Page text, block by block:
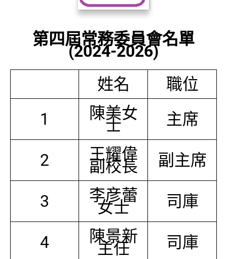
第四屆常務委員會名單
(2024-2026)
姓名
職位
1
陳美女
士 主席
2 王耀偉
副校長 副主席
3 李彦蕾
女士 司庫
4 陳景新
主任 司庫